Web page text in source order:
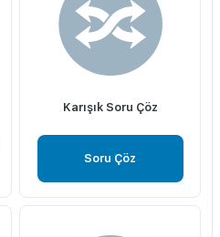
Karışık Soru Çöz
Soru Çöz